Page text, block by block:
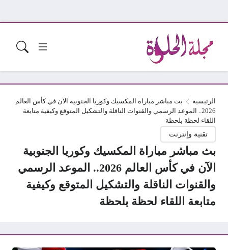
الرئيسية
بث مباشر مباراة المكسيك وكوريا الجنوبية الآن في كأس العالم
2026.. الموعد الرسمي والقنوات الناقلة والتشكيل المتوقع وكيفية متابعة
اللقاء لحظة بلحظة
تقنية وإنترنت
بث مباشر مباراة المكسيك وكوريا الجنوبية
الآن في كأس العالم 2026.. الموعد الرسمي
والقنوات الناقلة والتشكيل المتوقع وكيفية
متابعة اللقاء لحظة بلحظة